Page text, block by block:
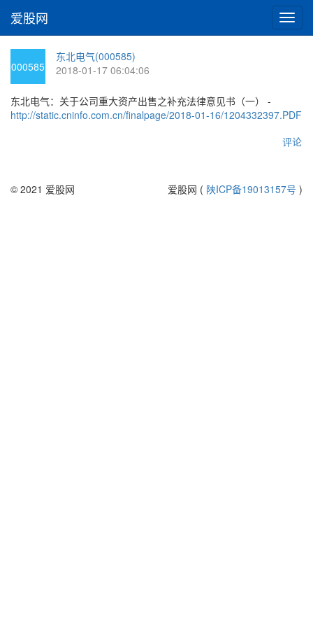
切
换
爱股网
000585
东北电气(000585)
2018-01-17 06:04:06
东北电气：关于公司重大资产出售之补充法律意见书（一） -
http://static.cninfo.com.cn/finalpage/2018-01-16/1204332397.PDF
评论
© 2021 爱股网 爱股网 ( 陕ICP备19013157号 )